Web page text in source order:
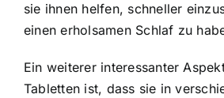
sie ihnen helfen, schneller
einen erholsamen Schlaf zu
Ein weiterer interessanter
Tabletten ist, dass sie in